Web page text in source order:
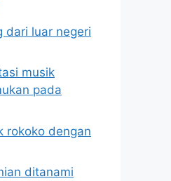
dari luar negeri
musik
pada
rokoko dengan
ditanami